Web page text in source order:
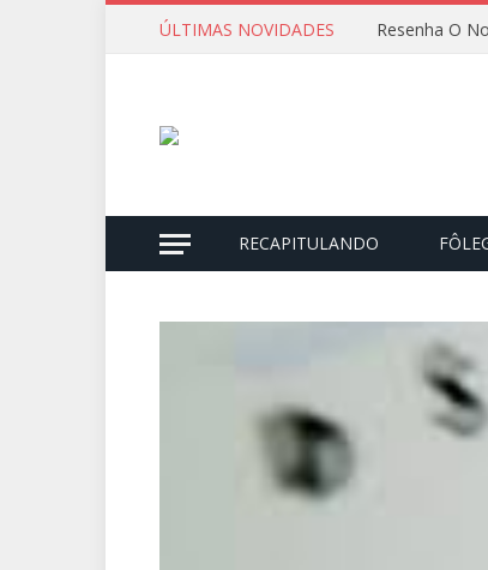
ÚLTIMAS NOVIDADES Resenha O
RECAPITULANDO